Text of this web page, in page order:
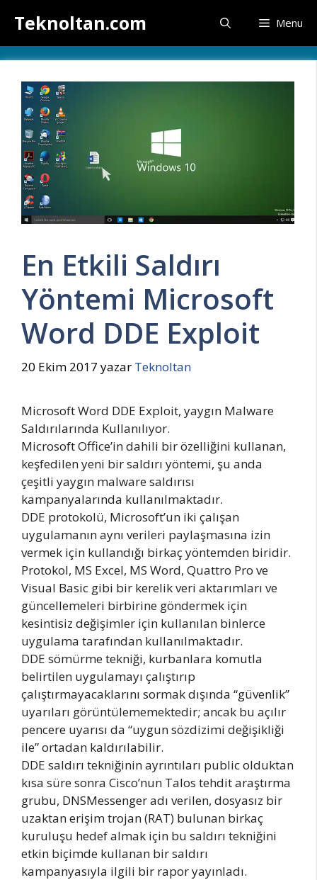
atlaTeknoltan.com Menu
En Etkili Saldırı
Yöntemi Microsoft
Word DDE Exploit
20 Ekim 2017 yazar Teknoltan
Microsoft Word DDE Exploit, yaygın Malware
Saldırılarında Kullanılıyor.
Microsoft Office’in dahili bir özelliğini kullanan,
keşfedilen yeni bir saldırı yöntemi, şu anda
çeşitli yaygın malware saldırısı
kampanyalarında kullanılmaktadır.
DDE protokolü, Microsoft’un iki çalışan
uygulamanın aynı verileri paylaşmasına izin
vermek için kullandığı birkaç yöntemden biridir.
Protokol, MS Excel, MS Word, Quattro Pro ve
Visual Basic gibi bir kerelik veri aktarımları ve
güncellemeleri birbirine göndermek için
kesintisiz değişimler için kullanılan binlerce
uygulama tarafından kullanılmaktadır.
DDE sömürme tekniği, kurbanlara komutla
belirtilen uygulamayı çalıştırıp
çalıştırmayacaklarını sormak dışında “güvenlik”
uyarıları görüntülememektedir; ancak bu açılır
pencere uyarısı da “uygun sözdizimi değişikliği
ile” ortadan kaldırılabilir.
DDE saldırı tekniğinin ayrıntıları public olduktan
kısa süre sonra Cisco’nun Talos tehdit araştırma
grubu, DNSMessenger adı verilen, dosyasız bir
uzaktan erişim trojan (RAT) bulunan birkaç
kuruluşu hedef almak için bu saldırı tekniğini
etkin biçimde kullanan bir saldırı
kampanyasıyla ilgili bir rapor yayınladı.